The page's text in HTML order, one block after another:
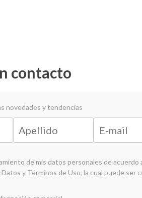
contacto
novedades y tendencias
de mis datos personales de acuerdo
y Términos de Uso, la cual puede ser